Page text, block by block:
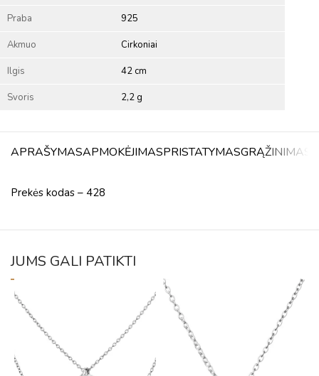
Praba 925
Akmuo Cirkoniai
Ilgis 42 cm
Svoris 2,2 g
APRAŠYMASAPMOKĖJIMASPRISTATYMASGRĄŽINIMAS
Prekės kodas – 428
JUMS GALI PATIKTI